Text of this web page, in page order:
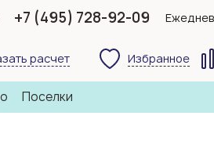
+7 (495) 728-92-09
расчет Избранное
Поселки